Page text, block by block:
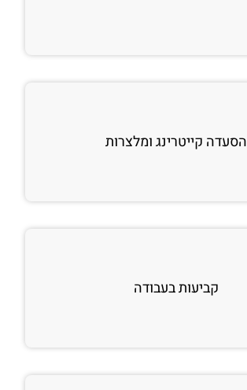
הסעדה קייטרינג ומלצרות
קביעות בעבודה